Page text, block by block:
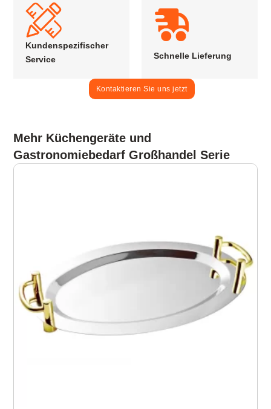
Kundenspezifischer
Service
Schnelle Lieferung
Kontaktieren Sie uns jetzt
Mehr Küchengeräte und
Gastronomiebedarf Großhandel Serie